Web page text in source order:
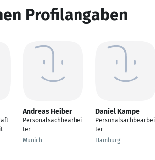
Profilangaben
Andreas Heiber
Personalsachbearbei
ter
Munich
Daniel Kampe
Personalsachbearbei
ter
Hamburg